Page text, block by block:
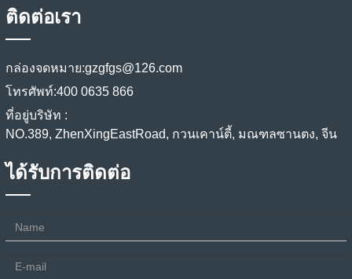
ติดต่อเรา
กล่องจดหมาย:gzgfgs@126.com
โทรศัพท์:400 0635 866
ที่อยู่บริษัท :
NO.389, ZhenXingEastRoad, กวนเคาน์ตี้, มณฑลซานตง, จีน
ได้รับการติดต่อ